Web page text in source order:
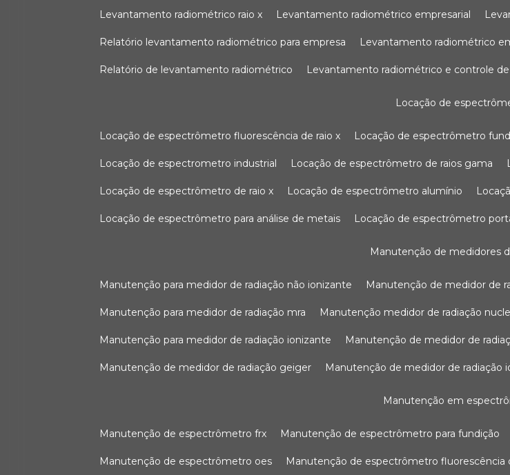
levantamento radiométrico raio x levantamento radiométrico empresarial
relatório levantamento radiométrico para empresa levantamento radiométrico
relatório de levantamento radiométrico levantamento radiométrico e controle
locação de
locação de espectrômetro fluorescência de raio x locação de espectrômetro
locação de espectrometro industrial locação de espectrômetro de raios gama
locação de espectrômetro de raio x locação de espectrômetro alumínio
locação de espectrômetro para análise de metais locação de espectrômetro
manutenção de medidores
manutenção para medidor de radiação não ionizante manutenção de medidor de
manutenção para medidor de radiação mra manutenção medidor de radiação
manutenção para medidor de radiação ionizante manutenção de medidor de
manutenção de medidor de radiação geiger manutenção de medidor de radiação
manutenção em
manutenção de espectrômetro frx manutenção de espectrômetro para fundição
manutenção de espectrômetro oes manutenção de espectrômetro fluorescência